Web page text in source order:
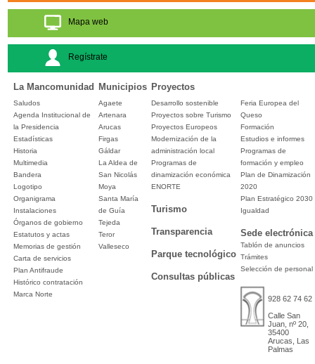
Mapa web
Regístrate
La Mancomunidad Municipios Proyectos
Saludos
Agenda Institucional de
la Presidencia
Estadísticas
Historia
Multimedia
Bandera
Logotipo
Organigrama
Instalaciones
Órganos de gobierno
Estatutos y actas
Memorias de gestión
Carta de servicios
Plan Antifraude
Histórico contratación
Marca Norte
Agaete
Artenara
Arucas
Firgas
Gáldar
La Aldea de
San Nicolás
Moya
Santa María
de Guía
Tejeda
Teror
Valleseco
Desarrollo sostenible
Proyectos sobre Turismo
Proyectos Europeos
Modernización de la
administración local
Programas de
dinamización económica
ENORTE
Turismo
Transparencia
Parque tecnológico
Consultas públicas
Feria Europea del
Queso
Formación
Estudios e informes
Programas de
formación y empleo
Plan de Dinamización
2020
Plan Estratégico 2030
Igualdad
Sede electrónica
Tablón de anuncios
Trámites
Selección de personal
928 62 74 62
Calle San
Juan, nº 20,
35400
Arucas, Las
Palmas